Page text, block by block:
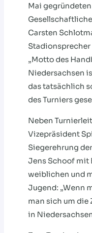
Mai
Carsten
Stadionsprecher
„Motto des
Niedersachsen
das tatsächlich
des Turniers
Neben
Vizepräsident
Siegerehrung
Jens Schoof mit
weiblichen und
Jugend: „Wenn
man sich um die
in